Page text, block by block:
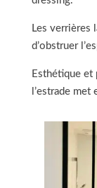
Les verrières
d’obstruer
Esthétique et
l’estrade